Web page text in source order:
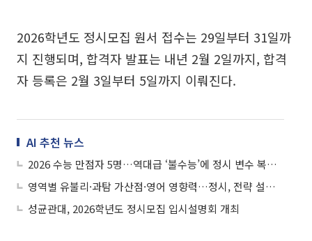
2026학년도 정시모집 원서 접수는 29일부터 31일까
지 진행되며, 합격자 발표는 내년 2월 2일까지, 합격
자 등록은 2월 3일부터 5일까지 이뤄진다.
AI 추천 뉴스
2026 수능 만점자 5명…역대급 ‘불수능’에 정시 변수 복잡해졌다
영역별 유불리·과탐 가산점·영어 영향력…정시, 전략 설계가 합격 가른다
성균관대, 2026학년도 정시모집 입시설명회 개최